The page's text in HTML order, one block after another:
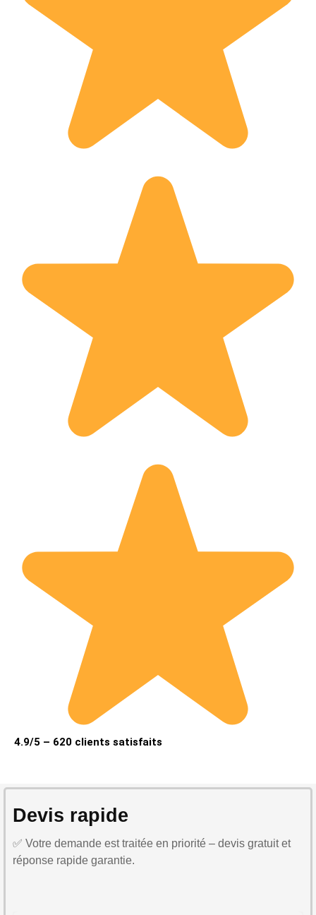
4.9/5 – 620 clients satisfaits
Devis rapide
✅ Votre demande est traitée en priorité – devis gratuit et
réponse rapide garantie.